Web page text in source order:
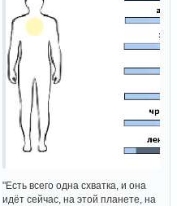
"Есть всего одна схватка, и она
идёт сейчас, на этой планете, на